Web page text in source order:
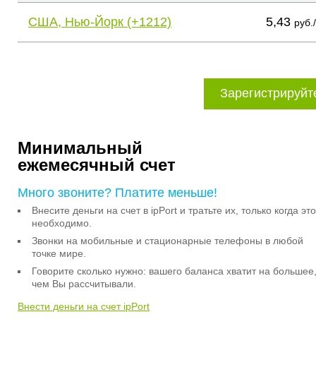
США, Нью-Йорк (+1212) 5,43
Минимальный
ежемесячный счет
Много звоните? Платите меньше!
Внесите деньги на счет в ipPort и тратьте их, только когда это
необходимо.
Звонки на мобильные и стационарные телефоны в любой
точке мире.
Говорите сколько нужно: вашего баланса хватит на большее,
чем Вы рассчитывали.
Внести деньги на счет ipPort